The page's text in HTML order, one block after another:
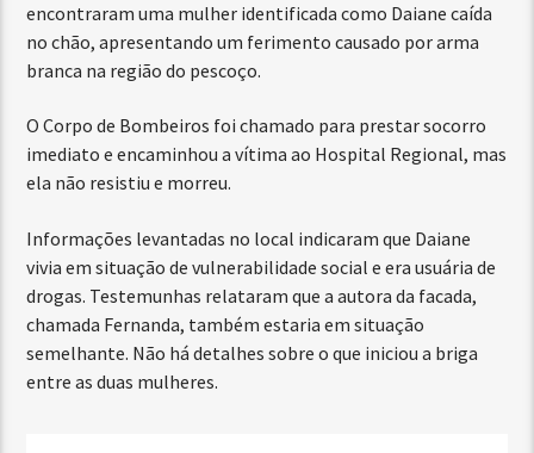
encontraram uma mulher identificada como Daiane caída
no chão, apresentando um ferimento causado por arma
branca na região do pescoço.
O Corpo de Bombeiros foi chamado para prestar socorro
imediato e encaminhou a vítima ao Hospital Regional, mas
ela não resistiu e morreu.
Informações levantadas no local indicaram que Daiane
vivia em situação de vulnerabilidade social e era usuária de
drogas. Testemunhas relataram que a autora da facada,
chamada Fernanda, também estaria em situação
semelhante. Não há detalhes sobre o que iniciou a briga
entre as duas mulheres.